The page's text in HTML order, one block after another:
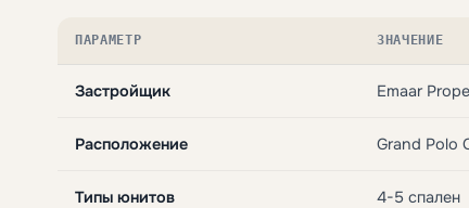
ПАРАМЕТР ЗНАЧЕНИЕ
Застройщик Emaar
Расположение Grand Polo
Типы юнитов 4-5 спален